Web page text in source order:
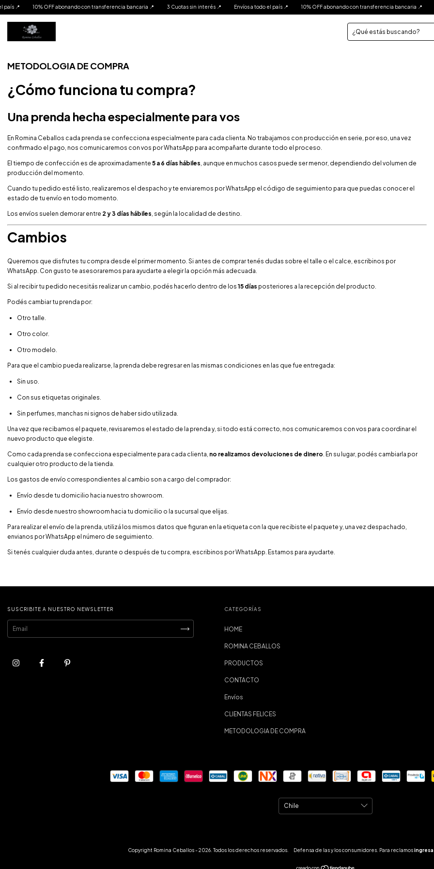
10% OFF abonando con transferencia bancaria 📍 3 Cuotas sin interés 📍 Envíos a todo el país 📍 10% OFF abonando con transferencia bancaria 📍 3
METODOLOGIA DE COMPRA
¿Cómo funciona tu compra?
Una prenda hecha especialmente para vos
En Romina Ceballos cada prenda se confecciona especialmente para cada clienta. No trabajamos con producción en serie, por eso, una vez
confirmado el pago, nos comunicaremos con vos por WhatsApp para acompañarte durante todo el proceso.
El tiempo de confección es de aproximadamente 5 a 6 días hábiles, aunque en muchos casos puede ser menor, dependiendo del volumen de
producción del momento.
Cuando tu pedido esté listo, realizaremos el despacho y te enviaremos por WhatsApp el código de seguimiento para que puedas conocer el
estado de tu envío en todo momento.
Los envíos suelen demorar entre 2 y 3 días hábiles, según la localidad de destino.
Cambios
Queremos que disfrutes tu compra desde el primer momento. Si antes de comprar tenés dudas sobre el talle o el calce, escribinos por
WhatsApp. Con gusto te asesoraremos para ayudarte a elegir la opción más adecuada.
Si al recibir tu pedido necesitás realizar un cambio, podés hacerlo dentro de los 15 días posteriores a la recepción del producto.
Podés cambiar tu prenda por:
Otro talle.
Otro color.
Otro modelo.
Para que el cambio pueda realizarse, la prenda debe regresar en las mismas condiciones en las que fue entregada:
Sin uso.
Con sus etiquetas originales.
Sin perfumes, manchas ni signos de haber sido utilizada.
Una vez que recibamos el paquete, revisaremos el estado de la prenda y, si todo está correcto, nos comunicaremos con vos para coordinar el
nuevo producto que elegiste.
Como cada prenda se confecciona especialmente para cada clienta, no realizamos devoluciones de dinero. En su lugar, podés cambiarla por
cualquier otro producto de la tienda.
Los gastos de envío correspondientes al cambio son a cargo del comprador:
Envío desde tu domicilio hacia nuestro showroom.
Envío desde nuestro showroom hacia tu domicilio o la sucursal que elijas.
Para realizar el envío de la prenda, utilizá los mismos datos que figuran en la etiqueta con la que recibiste el paquete y, una vez despachado,
envianos por WhatsApp el número de seguimiento.
Si tenés cualquier duda antes, durante o después de tu compra, escribinos por WhatsApp. Estamos para ayudarte.
SUSCRIBITE A NUESTRO NEWSLETTER CATEGORÍAS
HOME
ROMINA CEBALLOS
PRODUCTOS
CONTACTO
Envíos
CLIENTAS FELICES
METODOLOGIA DE COMPRA
Copyright Romina Ceballos - 2026. Todos los derechos reservados. Defensa de las y los consumidores. Para reclamosingresa